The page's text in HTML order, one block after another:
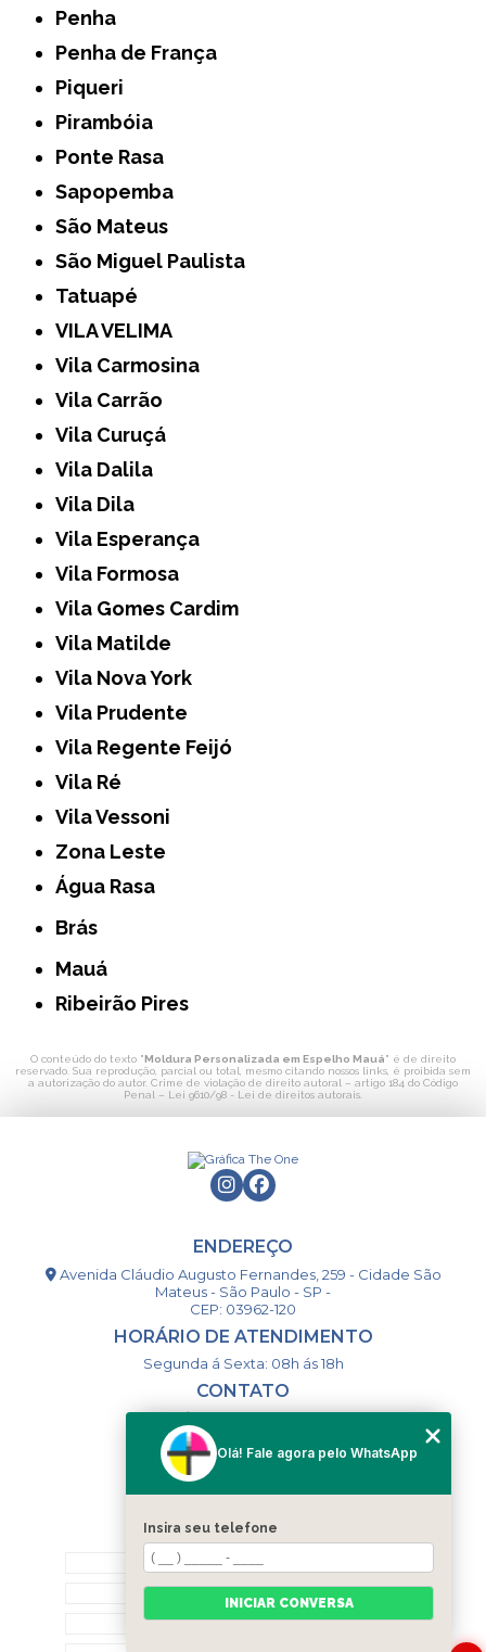
Penha
Penha de França
Piqueri
Pirambóia
Ponte Rasa
Sapopemba
São Mateus
São Miguel Paulista
Tatuapé
VILA VELIMA
Vila Carmosina
Vila Carrão
Vila Curuçá
Vila Dalila
Vila Dila
Vila Esperança
Vila Formosa
Vila Gomes Cardim
Vila Matilde
Vila Nova York
Vila Prudente
Vila Regente Feijó
Vila Ré
Vila Vessoni
Zona Leste
Água Rasa
Brás
Mauá
Ribeirão Pires
O conteúdo do texto "Moldura Personalizada em Espelho Mauá" é de direito
reservado. Sua reprodução, parcial ou total, mesmo citando nossos links, é proibida sem
a autorização do autor. Crime de violação de direito autoral – artigo 184 do Código
Penal – Lei 9610/98 - Lei de direitos autorais
ENDEREÇO
Avenida Cláudio Augusto Fernandes, 259 - Cidade São
Mateus - São Paulo - SP -
CEP: 03962-120
HORÁRIO DE ATENDIMENTO
Segunda á Sexta: 08h ás 18h
CONTATO
(11) 98993-9556
togsm1@gmail.com
MENU
HOME
CONTATO
Olá! Fale agora pelo WhatsApp
Insira seu telefone
INICIAR CONVERSA